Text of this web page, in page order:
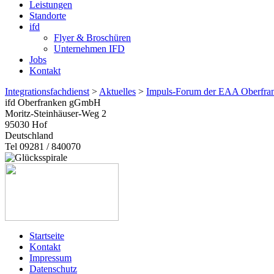
Leistungen
Standorte
ifd
Flyer & Broschüren
Unternehmen IFD
Jobs
Kontakt
Integrationsfachdienst > Aktuelles > Impuls-Forum der EAA
ifd Oberfranken gGmbH
Moritz-Steinhäuser-Weg 2
95030 Hof
Deutschland
Tel 09281 / 840070
Startseite
Kontakt
Impressum
Datenschutz